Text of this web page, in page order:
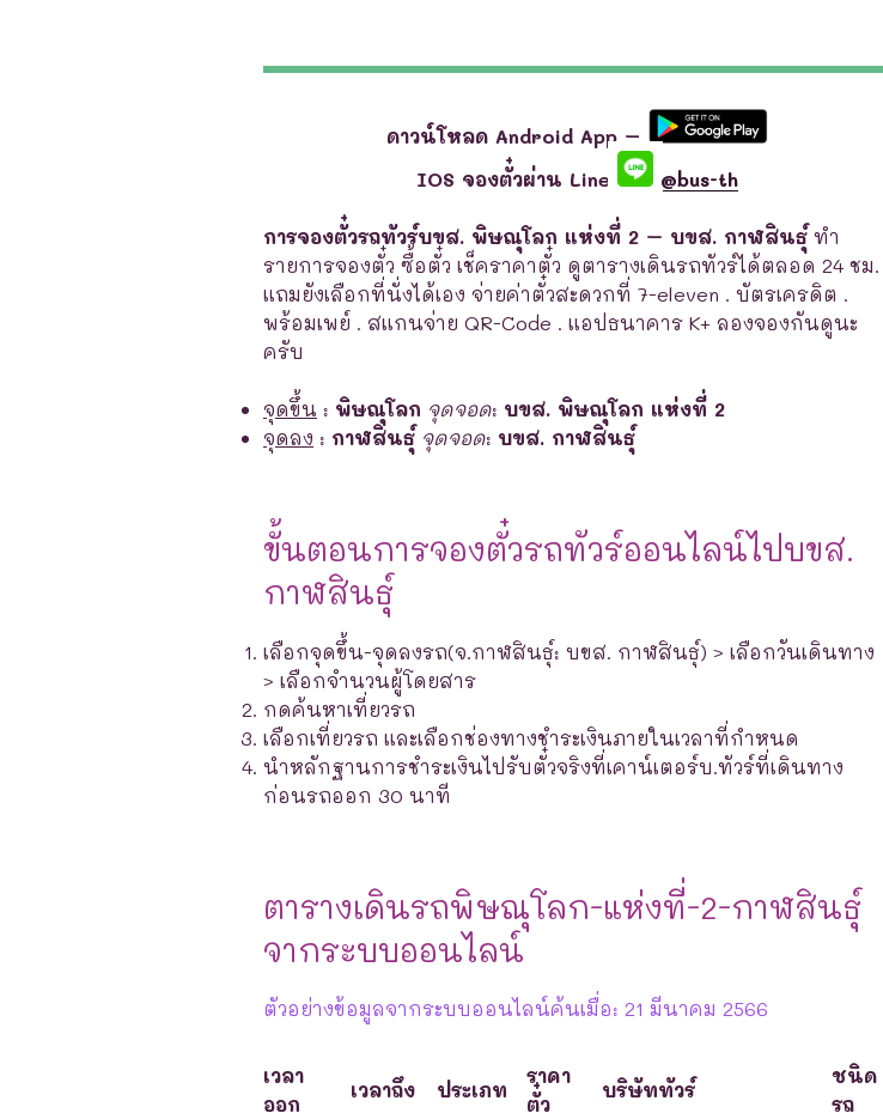
ดาวน์โหลด Android App –
IOS จองตั๋วผ่าน Line
@bus-th
การจองตั๋วรถทัวร์บขส. พิษณุโลก แห่งที่ 2 – บขส. กาฬสินธุ์ ทำ
รายการจองตั๋ว ซื้อตั๋ว เช็คราคาตั๋ว ดูตารางเดินรถทัวร์ได้ตลอด 24 ชม.
แถมยังเลือกที่นั่งได้เอง จ่ายค่าตั๋วสะดวกที่ 7-eleven . บัตรเครดิต .
พร้อมเพย์ . สแกนจ่าย QR-Code . แอปธนาคาร K+ ลองจองกันดูนะ
ครับ
จุดขึ้น : พิษณุโลก จุดจอด: บขส. พิษณุโลก แห่งที่ 2
จุดลง : กาฬสินธุ์ จุดจอด: บขส. กาฬสินธุ์
ขั้นตอนการจองตั๋วรถทัวร์ออนไลน์ไปบขส.
กาฬสินธุ์
เลือกจุดขึ้น-จุดลงรถ(จ.กาฬสินธุ์: บขส. กาฬสินธุ์) > เลือกวันเดินทาง
> เลือกจำนวนผู้โดยสาร
กดค้นหาเที่ยวรถ
เลือกเที่ยวรถ และเลือกช่องทางชำระเงินภายในเวลาที่กำหนด
นำหลักฐานการชำระเงินไปรับตั๋วจริงที่เคาน์เตอร์บ.ทัวร์ที่เดินทาง
ก่อนรถออก 30 นาที
ตารางเดินรถพิษณุโลก-แห่งที่-2-กาฬสินธุ์
จากระบบออนไลน์
ตัวอย่างข้อมูลจากระบบออนไลน์ค้นเมื่อ: 21 มีนาคม 2566
เวลา
ออก
เวลาถึง ประเภท
ราคา
ตั๋ว
บริษัททัวร์
ชนิด
รถ